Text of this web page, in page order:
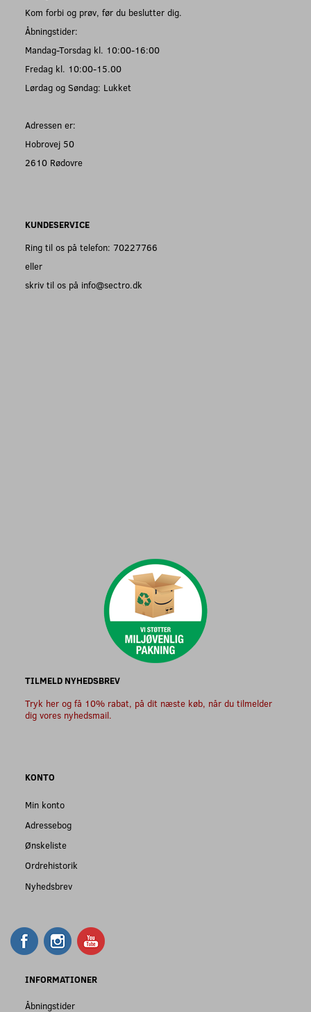
Kom forbi og prøv, før du beslutter dig.
Åbningstider:
Mandag-Torsdag kl. 10:00-16:00
Fredag kl. 10:00-15.00
Lørdag og Søndag: Lukket
Adressen er:
Hobrovej 50
2610 Rødovre
KUNDESERVICE
Ring til os på telefon: 70227766
eller
skriv til os på info@sectro.dk
TILMELD NYHEDSBREV
Tryk her og få 10% rabat, på dit næste køb, når du tilmelder
dig vores nyhedsmail.
KONTO
Min konto
Adressebog
Ønskeliste
Ordrehistorik
Nyhedsbrev
INFORMATIONER
Åbningstider